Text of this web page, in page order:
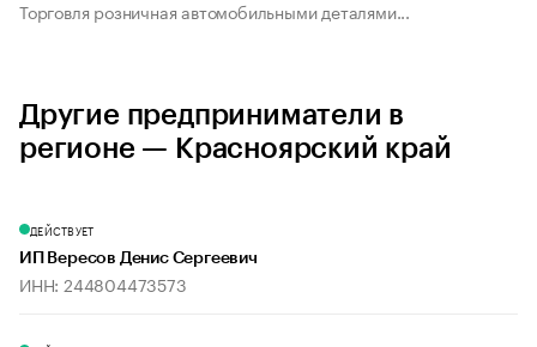
Торговля розничная автомобильными деталями...
Другие предприниматели в
регионе — Красноярский край
ДЕЙСТВУЕТ
ИП Вересов Денис Сергеевич
ИНН: 244804473573